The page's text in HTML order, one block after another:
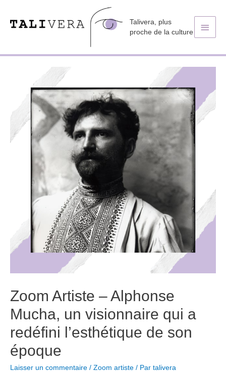
Talivera, plus
proche de la culture
Menu
Zoom Artiste – Alphonse
Mucha, un visionnaire qui a
redéfini l’esthétique de son
époque
Laisser un commentaire / Zoom artiste / Par talivera